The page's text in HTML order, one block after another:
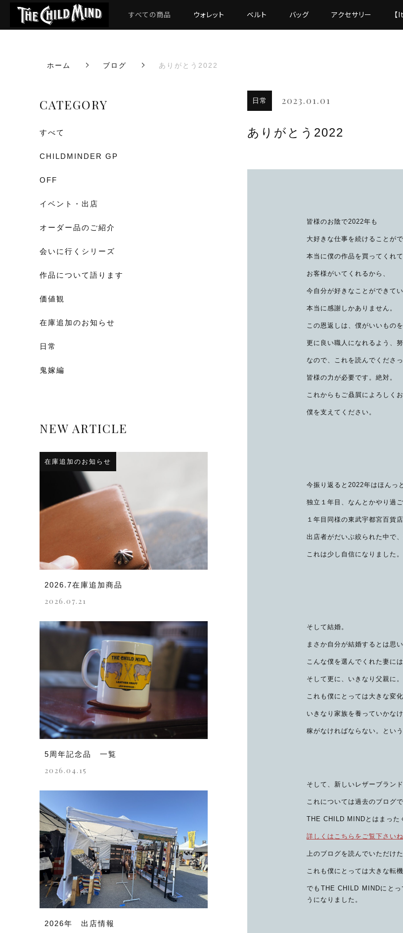
すべての商品 ウォレット ベルト バッグ アクセサリー 【
ホーム ブログ ありがとう2022
日常 2023.01.01
ありがとう2022
皆様のお陰で2022年も
大好きな仕事を続けることがで
本当に僕の作品を買ってくれ
お客様がいてくれるから、
今自分が好きなことができてい
本当に感謝しかありません。
この恩返しは、僕がいいもの
更に良い職人になれるよう、
なので、これを読んでくださ
皆様の力が必要です。絶対。
これからもご贔屓によろしく
僕を支えてください。
今振り返ると2022年はほんっ
独立１年目、なんとかやり過
１年目同様の東武宇都宮百貨店
出店者がだいぶ絞られた中で
これは少し自信になりました。
そして結婚。
まさか自分が結婚するとは思
こんな僕を選んでくれた妻に
そして更に、いきなり父親に。
これも僕にとっては大きな変化
いきなり家族を養っていかな
稼がなければならない。とい
そして、新しいレザーブラン
これについては過去のブログ
THE CHILD MINDとはまった
詳しくはこちらをご覧下さいね
上のブログを読んでいただけ
これも僕にとっては大きな転機
でもTHE CHILD MINDにと
うになりました。
CATEGORY
すべて
CHILDMINDER GP
OFF
イベント・出店
オーダー品のご紹介
会いに行くシリーズ
作品について語ります
価値観
在庫追加のお知らせ
日常
鬼嫁編
NEW ARTICLE
在庫追加のお知らせ
2026.7在庫追加商品
2026.07.21
5周年記念品 一覧
2026.04.15
2026年 出店情報